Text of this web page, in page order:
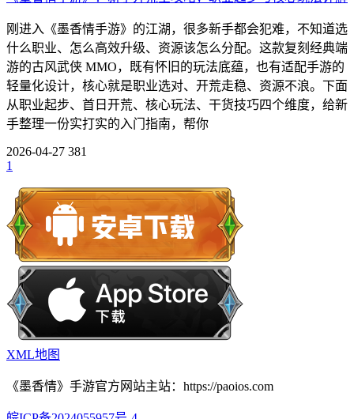
刚进入《墨香情手游》的江湖，很多新手都会犯难，不知道选
什么职业、怎么高效升级、资源该怎么分配。这款复刻经典端
游的古风武侠 MMO，既有怀旧的玩法底蕴，也有适配手游的
轻量化设计，核心就是职业选对、开荒走稳、资源不浪。下面
从职业起步、首日开荒、核心玩法、干货技巧四个维度，给新
手整理一份实打实的入门指南，帮你
2026-04-27 381
1
XML地图
《墨香情》手游官方网站主站：https://paoios.com